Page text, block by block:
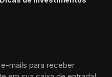
mails para receber